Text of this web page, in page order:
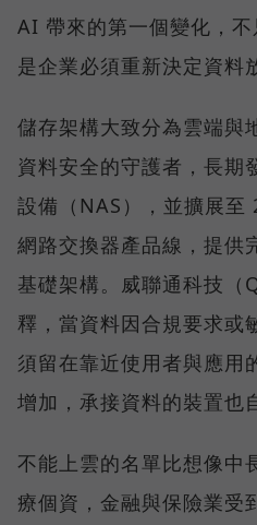
AI 帶來的第一個變化，
是企業必須重新決定資料
儲存架構大致分為雲端與
資料安全的守護者，長期
設備（NAS），並擴展至
網路交換器產品線，提供
基礎架構。威聯通科技（
釋，當資料因合規要求或
須留在靠近使用者與應用
增加，承接資料的裝置也
不能上雲的名單比想像中
療個資，金融與保險業受